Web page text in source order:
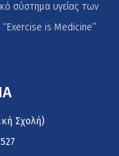
σύστημα υγείας των
is Medicine’’
Σχολή)